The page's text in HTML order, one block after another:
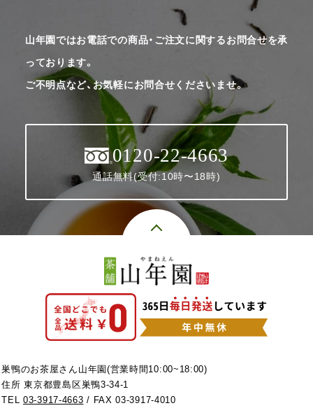
山年園ではお電話での商品・ご注文に関するお問合せを承
っております。
ご不明点など、お気軽にお問合せくださいませ。
0120-22-4663
通話無料(受付:10時〜18時)
巣鴨のお茶屋さん山年園(営業時間10:00~18:00)
住所 東京都豊島区巣鴨3-34-1
TEL03-3917-4663 / FAX 03-3917-4010